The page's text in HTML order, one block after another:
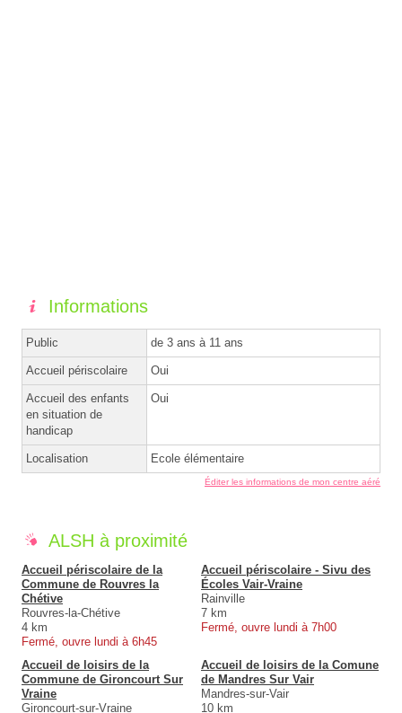
Informations
Public de 3 ans à 11 ans
Accueil périscolaire Oui
Accueil des enfants
en situation de
handicap
Oui
Localisation Ecole élémentaire
Éditer les informations de mon centre aéré
ALSH à proximité
Accueil périscolaire de la
Commune de Rouvres la
Chétive
Rouvres-la-Chétive
4 km
Fermé, ouvre lundi à 6h45
Accueil périscolaire - Sivu des
Écoles Vair-Vraine
Rainville
7 km
Fermé, ouvre lundi à 7h00
Accueil de loisirs de la
Commune de Gironcourt Sur
Vraine
Gironcourt-sur-Vraine
Accueil de loisirs de la Comune
de Mandres Sur Vair
Mandres-sur-Vair
10 km